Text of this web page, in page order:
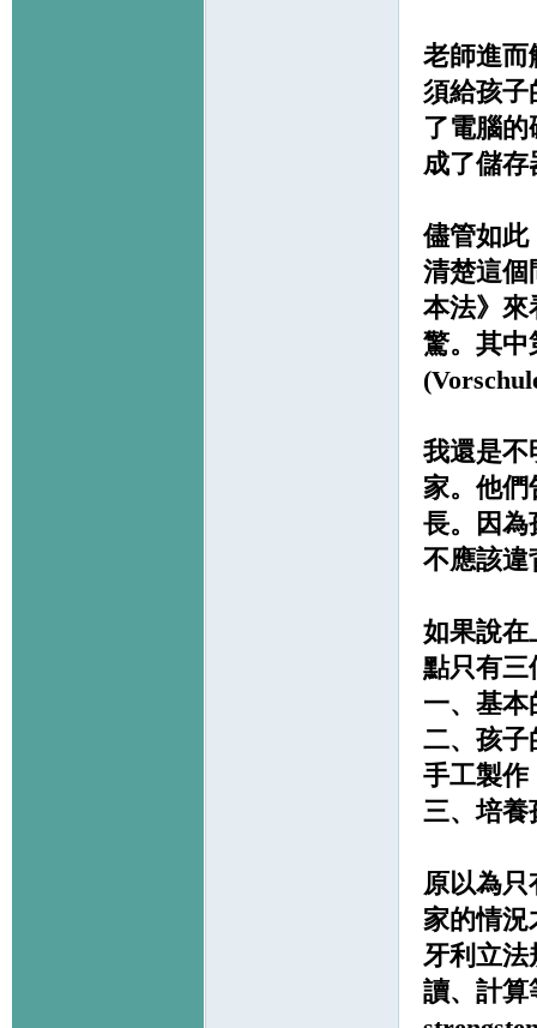
老師進而
須給孩子
了電腦
成了儲存
儘管如此
清楚這個
本法》來
驚。其中
我還是不
家。他們
長。因為
不應該違
如果說在
點只有三
一、基
二、孩子
手工製作
三、培養
原以為
家的情況
牙利立法
讀、計算